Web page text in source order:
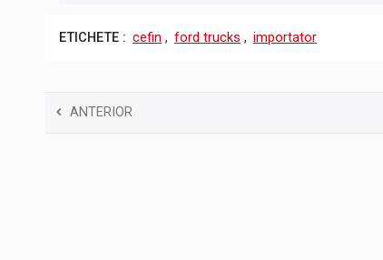
ETICHETE : cefin , ford trucks , importator
ANTERIOR